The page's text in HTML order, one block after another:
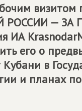
визитом
— ЗА
ИА
его о
в
и планах